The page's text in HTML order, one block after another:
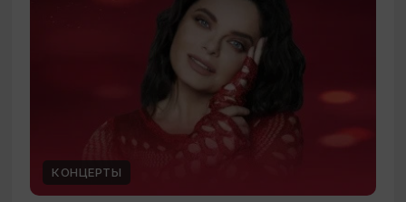
КОНЦЕРТЫ